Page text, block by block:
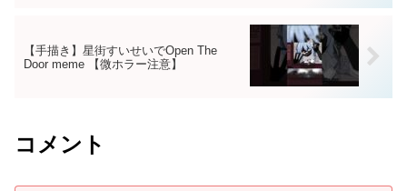
【手描き】星街すいせいでOpen The
Door meme 【微ホラー注意】
コメント